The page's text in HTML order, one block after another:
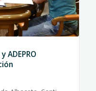
ADEPRO